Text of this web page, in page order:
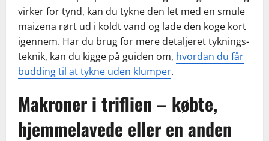
virker for tynd, kan du tykne den let med en smule
maizena rørt ud i koldt vand og lade den koge kort
igennem. Har du brug for mere detaljeret tyknings-
teknik, kan du kigge på guiden om, hvordan du får
budding til at tykne uden klumper.
Makroner i triflien – købte,
hjemmelavede eller en anden